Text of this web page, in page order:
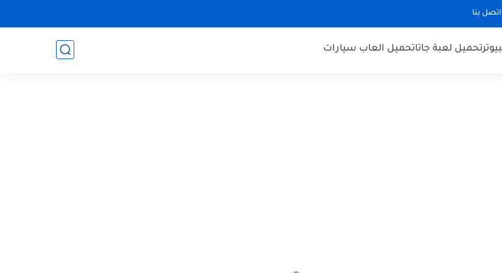
اتصل بنا
تحميل لعبة جاتاتحميل العاب سيارات